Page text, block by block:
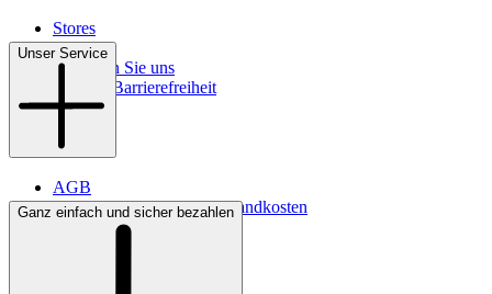
Stores
Kontakt
So finden Sie uns
Digitale Barrierefreiheit
Unser Service
AGB
Lieferbedingungen & Versandkosten
Bezahlung
Ganz einfach und sicher bezahlen